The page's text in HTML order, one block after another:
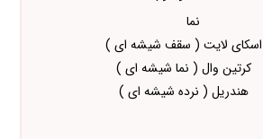
نما
اسکای لایت ( سقف شیشه ای )
کرتین وال ( نما شیشه ای )
هندریل ( نرده شیشه ای )